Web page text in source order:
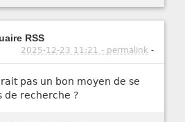
RSS
2025-12-23 11:21 - permalink -
pas un bon moyen de se
de recherche ?